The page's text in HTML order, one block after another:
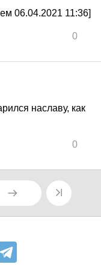
06.04.2021 11:36]
0
наславу, как
0